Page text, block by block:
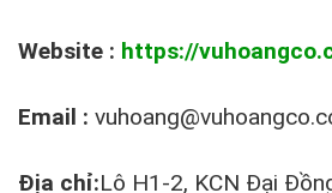
Website : https://
Email :
Địa chỉ:Lô H1-2, KCN Đại